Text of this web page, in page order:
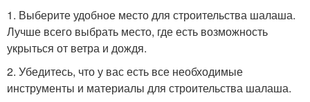
1. Выберите удобное место для строительства шалаша.
Лучше всего выбрать место, где есть возможность
укрыться от ветра и дождя.
2. Убедитесь, что у вас есть все необходимые
инструменты и материалы для строительства шалаша.